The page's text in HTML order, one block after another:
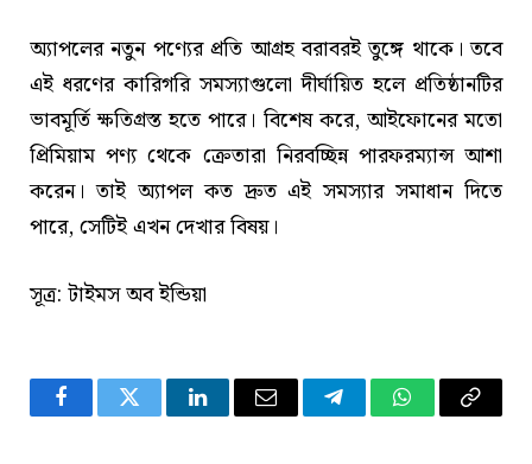
অ্যাপলের নতুন পণ্যের প্রতি আগ্রহ বরাবরই তুঙ্গে থাকে। তবে
এই ধরণের কারিগরি সমস্যাগুলো দীর্ঘায়িত হলে প্রতিষ্ঠানটির
ভাবমূর্তি ক্ষতিগ্রস্ত হতে পারে। বিশেষ করে, আইফোনের মতো
প্রিমিয়াম পণ্য থেকে ক্রেতারা নিরবচ্ছিন্ন পারফরম্যান্স আশা
করেন। তাই অ্যাপল কত দ্রুত এই সমস্যার সমাধান দিতে
পারে, সেটিই এখন দেখার বিষয়।
সূত্র: টাইমস অব ইন্ডিয়া
FacebookTwitter LinkedInEmail TelegramWhatsApp
Copy